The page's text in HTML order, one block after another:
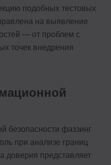
подобных тестовых
на выявление
— от проблем с
точек внедрения
безопасности фаззинг
при анализе границ
доверия представляет